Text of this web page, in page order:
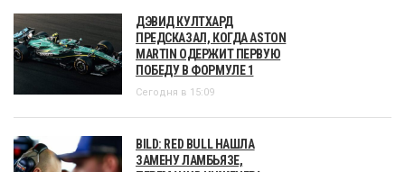
ДЭВИД КУЛТХАРД
ПРЕДСКАЗАЛ, КОГДА ASTON
MARTIN ОДЕРЖИТ ПЕРВУЮ
ПОБЕДУ В ФОРМУЛЕ 1
Сегодня в 15:09
BILD: RED BULL НАШЛА
ЗАМЕНУ ЛАМБЬЯЗЕ,